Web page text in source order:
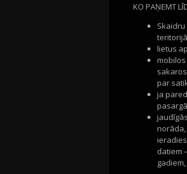
KO PAŅEMT
lietus
par
ja
datiem